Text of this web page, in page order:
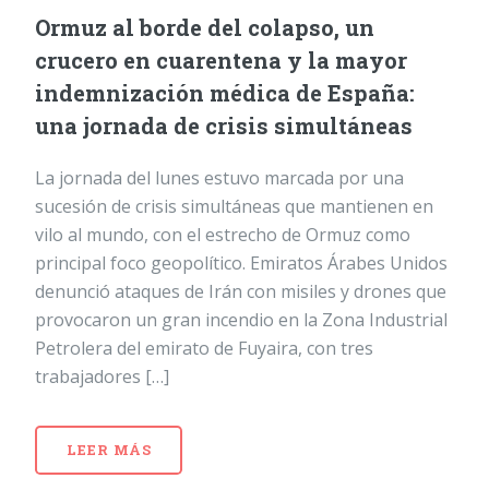
Ormuz al borde del colapso, un
crucero en cuarentena y la mayor
indemnización médica de España:
una jornada de crisis simultáneas
La jornada del lunes estuvo marcada por una
sucesión de crisis simultáneas que mantienen en
vilo al mundo, con el estrecho de Ormuz como
principal foco geopolítico. Emiratos Árabes Unidos
denunció ataques de Irán con misiles y drones que
provocaron un gran incendio en la Zona Industrial
Petrolera del emirato de Fuyaira, con tres
trabajadores […]
LEER MÁS